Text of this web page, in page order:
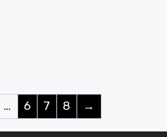
… 6 7 8 →